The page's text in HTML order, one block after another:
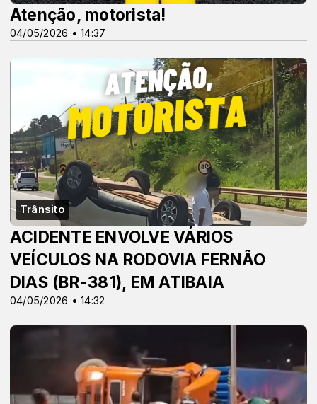
04/05/2026 • 14:37
Atenção, motorista!
Trânsito
04/05/2026 • 14:32
ACIDENTE ENVOLVE VÁRIOS
VEÍCULOS NA RODOVIA FERNÃO
DIAS (BR-381), EM ATIBAIA